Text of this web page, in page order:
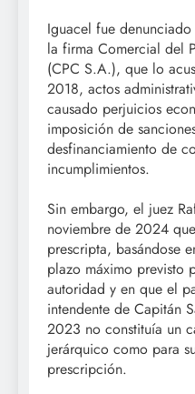
Iguacel fue
la firma Comercial del
(CPC S.A.), que lo
2018, actos
causado perjuicios
imposición de
desfinanciamiento de
incumplimientos.
Sin embargo, el juez
noviembre de 2024
prescripta, basándose
plazo máximo previsto
autoridad y en que el
intendente de Capitán
2023 no constituía un
jerárquico como para
prescripción.